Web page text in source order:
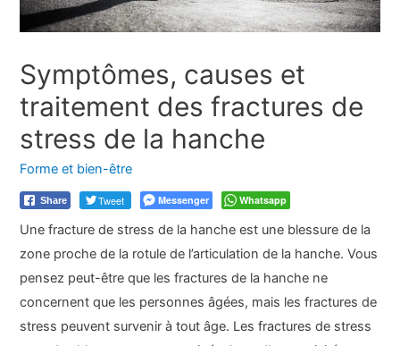
Symptômes, causes et
traitement des fractures de
stress de la hanche
Forme et bien-être
Share Tweet Messenger Whatsapp
Une fracture de stress de la hanche est une blessure de la
zone proche de la rotule de l’articulation de la hanche. Vous
pensez peut-être que les fractures de la hanche ne
concernent que les personnes âgées, mais les fractures de
stress peuvent survenir à tout âge. Les fractures de stress